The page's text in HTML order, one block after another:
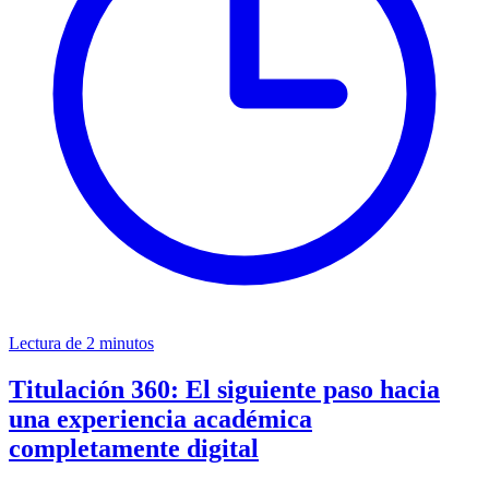
Lectura de 2 minutos
Titulación 360: El siguiente paso hacia
una experiencia académica
completamente digital